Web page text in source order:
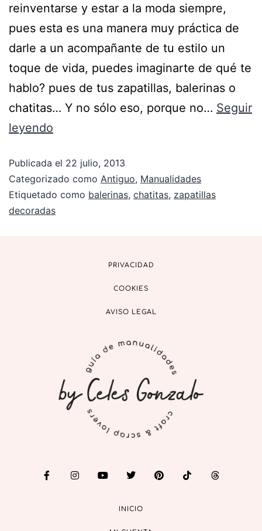
reinventarse y estar a la moda siempre,
pues esta es una manera muy práctica de
darle a un acompañante de tu estilo un
toque de vida, puedes imaginarte de qué te
hablo? pues de tus zapatillas, balerinas o
chatitas… Y no sólo eso, porque no… Seguir
leyendo
Publicada el 22 julio, 2013
Categorizado como Antiguo, Manualidades
Etiquetado como balerinas, chatitas, zapatillas
decoradas
PRIVACIDAD
COOKIES
AVISO LEGAL
INICIO